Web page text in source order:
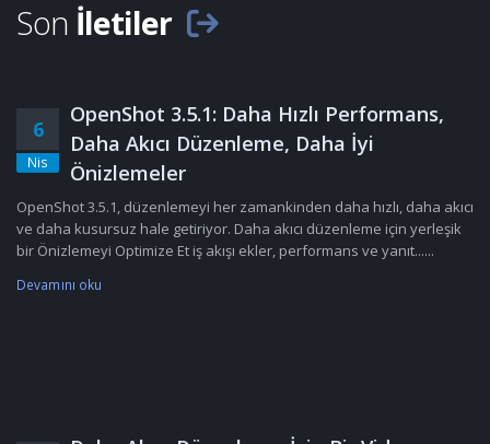
Son İletiler
6
Nis
OpenShot 3.5.1: Daha Hızlı Performans,
Daha Akıcı Düzenleme, Daha İyi
Önizlemeler
OpenShot 3.5.1, düzenlemeyi her zamankinden daha hızlı, daha akıcı
ve daha kusursuz hale getiriyor. Daha akıcı düzenleme için yerleşik
bir Önizlemeyi Optimize Et iş akışı ekler, performans ve yanıt......
Devamını oku